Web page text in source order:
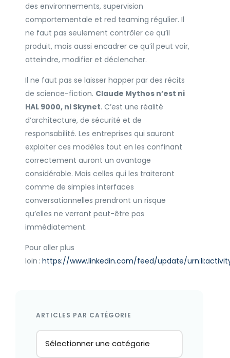
des environnements, supervision
comportementale et red teaming régulier. Il
ne faut pas seulement contrôler ce qu’il
produit, mais aussi encadrer ce qu’il peut voir,
atteindre, modifier et déclencher.
Il ne faut pas se laisser happer par des récits
de science-fiction. Claude Mythos n’est ni
HAL 9000, ni Skynet. C’est une réalité
d’architecture, de sécurité et de
responsabilité. Les entreprises qui sauront
exploiter ces modèles tout en les confinant
correctement auront un avantage
considérable. Mais celles qui les traiteront
comme de simples interfaces
conversationnelles prendront un risque
qu’elles ne verront peut-être pas
immédiatement.
Pour aller plus
loin : https://www.linkedin.com/feed/update/
ARTICLES PAR CATÉGORIE